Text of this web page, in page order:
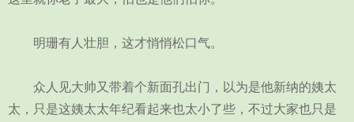
明珊有人壮胆，这才悄悄松口气。
众人见大帅又带着个新面孔出门，以为是他新纳的姨太
太，只是这姨太太年纪看起来也太小了些，不过大家也只是